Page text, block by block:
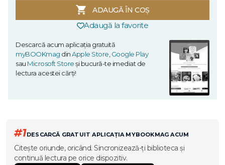
ADAUGĂ ÎN COȘ
Adaugă la favorite
Descarcă acum aplicația gratuită
myBOOKmag dinApple Store,Google Play
sau Microsoft Storeși bucură-te imediat de
lectura acestei cărți!
#1DESCARCĂ GRATUIT APLICAȚIA MYBOOKMAG ACUM
Citește oriunde, oricând. Sincronizează-ți biblioteca și
continuă lectura pe orice dispozitiv.